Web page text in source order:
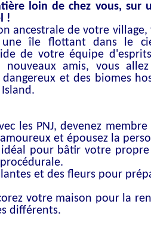
loin de chez vous, sur
!
ancestrale de votre
une île flottant dans le
de votre équipe
amis, vous
et des biomes
les PNJ, devenez
et épousez la
pour bâtir votre
et des fleurs pour
votre maison pour la
différents.